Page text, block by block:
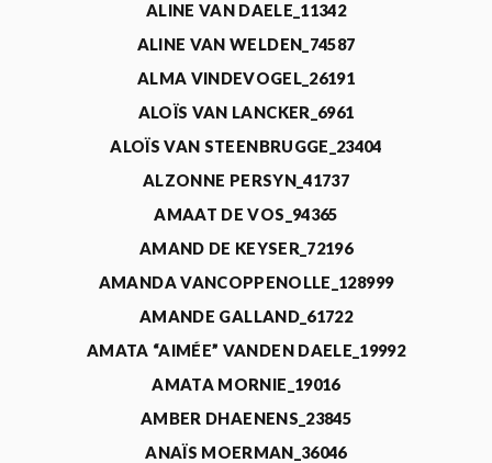
ALINE VAN DAELE_11342
ALINE VAN WELDEN_74587
ALMA VINDEVOGEL_26191
ALOÏS VAN LANCKER_6961
ALOÏS VAN STEENBRUGGE_23404
ALZONNE PERSYN_41737
AMAAT DE VOS_94365
AMAND DE KEYSER_72196
AMANDA VANCOPPENOLLE_128999
AMANDE GALLAND_61722
AMATA “AIMÉE” VANDEN DAELE_19992
AMATA MORNIE_19016
AMBER DHAENENS_23845
ANAÏS MOERMAN_36046